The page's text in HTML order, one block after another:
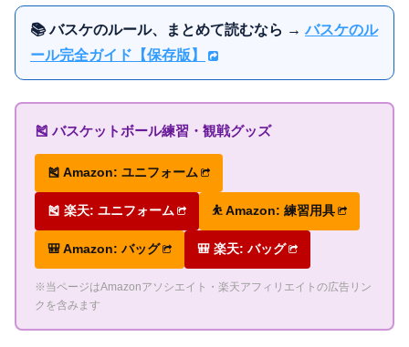
📚 バスケのルール、まとめて読むなら →バスケのル
ール完全ガイド【保存版】
🎽 バスケットボール練習・観戦グッズ
🎽 Amazon: ユニフォーム
🎽 楽天: ユニフォーム ⛹ Amazon: 練習用具
🎒 Amazon: バッグ 🎒 楽天: バッグ
※当ページはAmazonアソシエイト・楽天アフィリエイトの広告リン
クを含みます